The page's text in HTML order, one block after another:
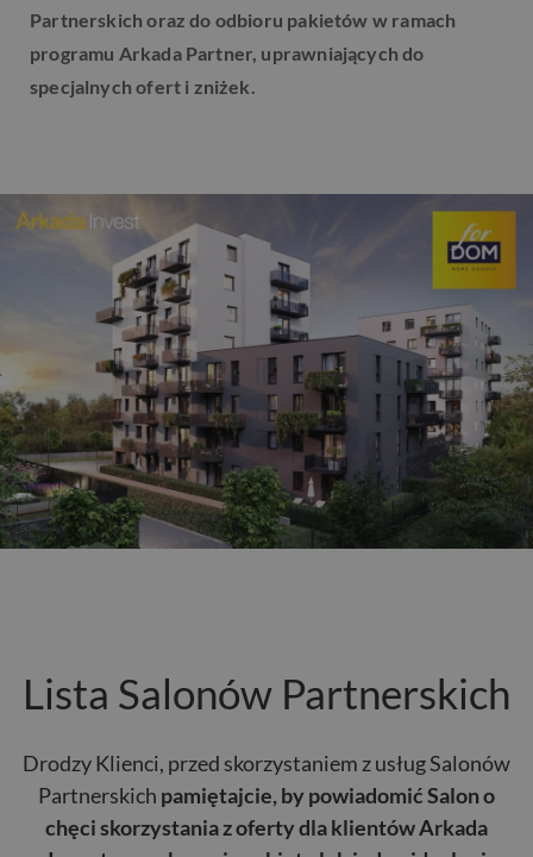
Partnerskich oraz do odbioru pakietów w ramach
programu Arkada Partner, uprawniających do
specjalnych ofert i zniżek.
Lista Salonów Partnerskich
Drodzy Klienci, przed skorzystaniem z usług Salonów
Partnerskich pamiętajcie, by powiadomić Salon o
chęci skorzystania z oferty dla klientów Arkada